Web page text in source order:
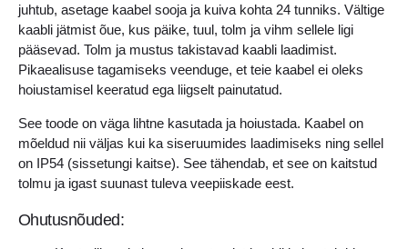
juhtub, asetage kaabel sooja ja kuiva kohta 24 tunniks. Vältige
kaabli jätmist õue, kus päike, tuul, tolm ja vihm sellele ligi
pääsevad. Tolm ja mustus takistavad kaabli laadimist.
Pikaealisuse tagamiseks veenduge, et teie kaabel ei oleks
hoiustamisel keeratud ega liigselt painutatud.
See toode on väga lihtne kasutada ja hoiustada. Kaabel on
mõeldud nii väljas kui ka siseruumides laadimiseks ning sellel
on IP54 (sissetungi kaitse). See tähendab, et see on kaitstud
tolmu ja igast suunast tuleva veepiiskade eest.
Ohutusnõuded: